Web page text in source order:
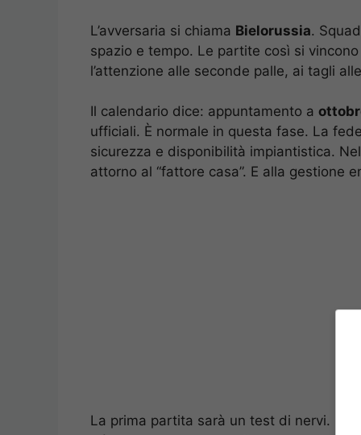
L’avversaria si chiama Bielorussia.
spazio e tempo. Le partite così si
l’attenzione alle seconde palle, ai tagli
Il calendario dice: appuntamento a
ufficiali. È normale in questa fase. La
sicurezza e disponibilità impiantistica.
attorno al “fattore casa”. E alla gestione
La prima partita sarà un test di nervi. Il